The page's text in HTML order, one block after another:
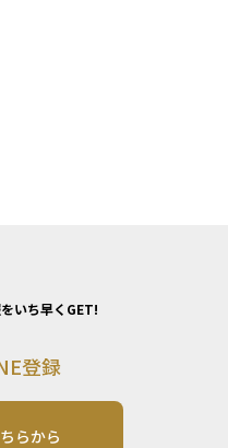
いち早くGET!
登録
らから